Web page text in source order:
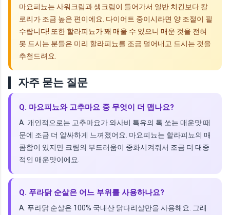
마요피뇨는 사워크림과 생크림이 들어가서 일반 치킨보다 칼
로리가 조금 높은 편이에요. 다이어트 중이시라면 양 조절이 필
수랍니다! 또한 할라피뇨가 꽤 매울 수 있으니 매운 것을 전혀
못 드시는 분들은 미리 할라피뇨를 조금 덜어내고 드시는 것을
추천드려요.
자주 묻는 질문
Q. 마요피뇨와 고추마요 중 무엇이 더 맵나요?
A. 개인적으로는 고추마요가 와사비 특유의 톡 쏘는 매운맛 때
문에 조금 더 알싸하게 느껴졌어요. 마요피뇨는 할라피뇨의 매
콤함이 있지만 크림의 부드러움이 중화시켜줘서 조금 더 대중
적인 매운맛이에요.
Q. 푸라닭 순살은 어느 부위를 사용하나요?
A. 푸라닭 순살은 100% 국내산 닭다리살만을 사용해요. 그래